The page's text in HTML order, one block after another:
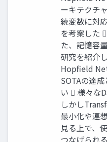
ーキテクチ
続変数に対
を考案した
た、記憶容
研究を紹介
Hopfield
SOTAの達
い  様々な
しかし
最小化や連
見る上で、